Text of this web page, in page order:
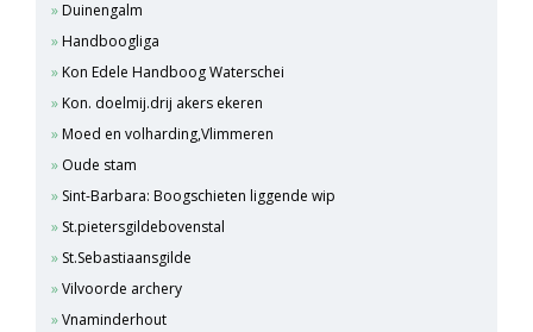
Duinengalm
Handboogliga
Kon Edele Handboog Waterschei
Kon. doelmij.drij akers ekeren
Moed en volharding,Vlimmeren
Oude stam
Sint-Barbara: Boogschieten liggende wip
St.pietersgildebovenstal
St.Sebastiaansgilde
Vilvoorde archery
Vnaminderhout